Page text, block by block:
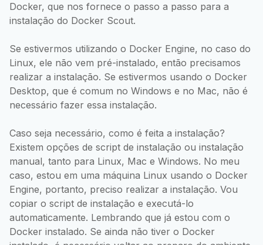
Docker, que nos fornece o passo a passo para a
instalação do Docker Scout.
Se estivermos utilizando o Docker Engine, no caso do
Linux, ele não vem pré-instalado, então precisamos
realizar a instalação. Se estivermos usando o Docker
Desktop, que é comum no Windows e no Mac, não é
necessário fazer essa instalação.
Caso seja necessário, como é feita a instalação?
Existem opções de script de instalação ou instalação
manual, tanto para Linux, Mac e Windows. No meu
caso, estou em uma máquina Linux usando o Docker
Engine, portanto, preciso realizar a instalação. Vou
copiar o script de instalação e executá-lo
automaticamente. Lembrando que já estou com o
Docker instalado. Se ainda não tiver o Docker